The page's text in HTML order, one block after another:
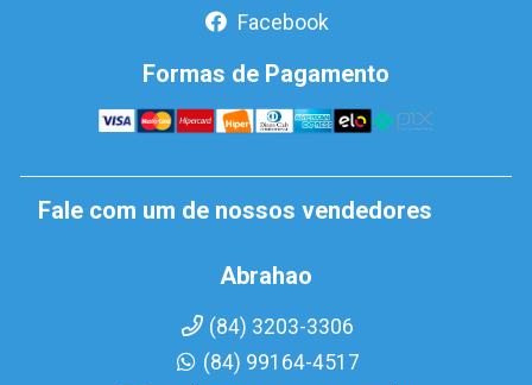
Facebook
Formas de Pagamento
Fale com um de nossos vendedores
Abrahao
(84) 3203-3306
(84) 99164-4517